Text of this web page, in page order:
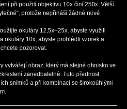
při použití objektivu 10x činí 250x. Větší
protože nepřináší žádné nové
okuláry 12,5x–25x, abyste využili
okuláry 10x, abyste prohlédli vzorek a
pozorovat.
vytvářejí obraz, který má stejné ohnisko ve
zanedbatelné. Tuto přednost
snímků a při kombinaci se širokoúhlými